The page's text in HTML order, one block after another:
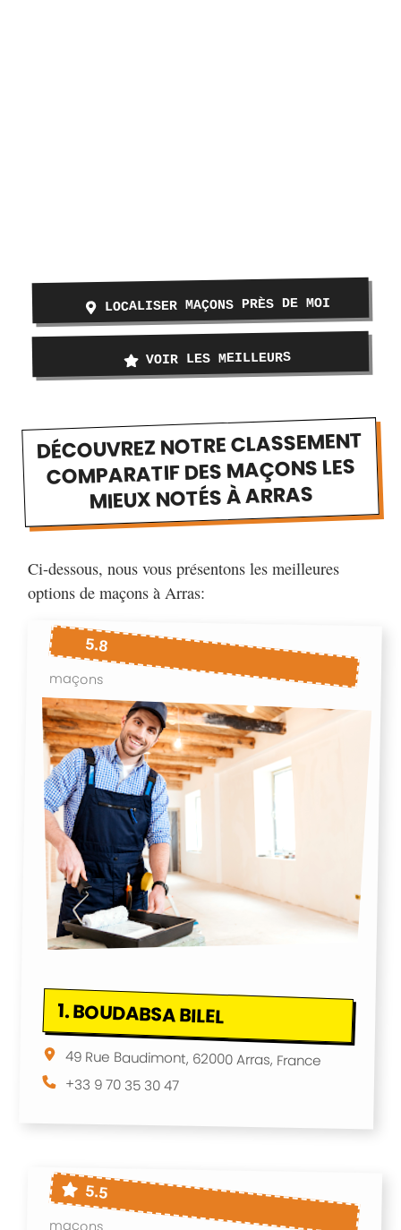
LOCALISER MAÇONS PRÈS DE MOI
VOIR LES MEILLEURS
DÉCOUVREZ NOTRE CLASSEMENT
COMPARATIF DES MAÇONS LES
MIEUX NOTÉS À ARRAS
Ci-dessous, nous vous présentons les meilleures
options de maçons à Arras:
5.8
maçons
1.BOUDABSA BILEL
49 Rue Baudimont, 62000 Arras, France
+33 9 70 35 30 47
5.5
maçons